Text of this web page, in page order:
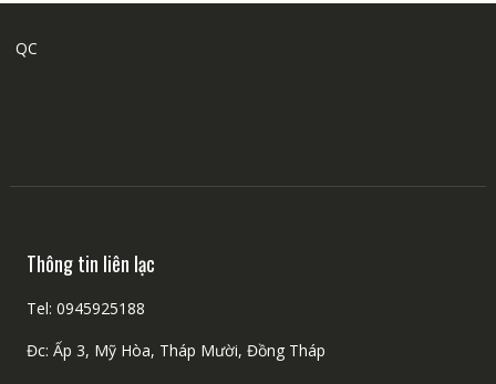
QC
Thông tin liên lạc
Tel: 0945925188
Đc: Ấp 3, Mỹ Hòa, Tháp Mười, Đồng Tháp